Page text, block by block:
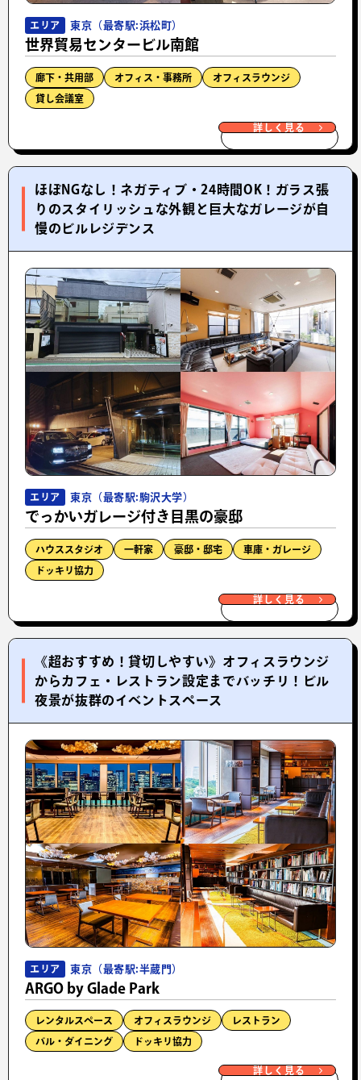
エリア 東京（最寄駅:浜松町）
世界貿易センタービル南館
廊下・共用部 オフィス・事務所 オフィスラウンジ
貸し会議室
詳しく見る
ほぼNGなし！ネガティブ・24時間OK！ガラス張
りのスタイリッシュな外観と巨大なガレージが自
慢のビルレジデンス
エリア 東京（最寄駅:駒沢大学）
でっかいガレージ付き目黒の豪邸
ハウススタジオ 一軒家 豪邸・邸宅 車庫・ガレージ
ドッキリ協力
詳しく見る
《超おすすめ！貸切しやすい》オフィスラウンジ
からカフェ・レストラン設定までバッチリ！ビル
夜景が抜群のイベントスペース
エリア 東京（最寄駅:半蔵門）
ARGO by Glade Park
レンタルスペース オフィスラウンジ レストラン
バル・ダイニング ドッキリ協力
詳しく見る